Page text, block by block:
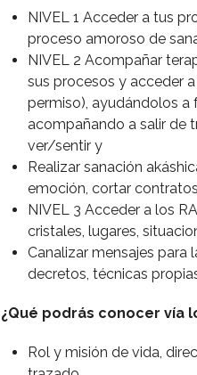
NIVEL 1 Acceder a tus
proceso amoroso de
NIVEL 2 Acompañar
sus procesos y acceder
permiso), ayudándolos a
acompañando a salir de
ver/sentir y
Realizar sanación
emoción, cortar
NIVEL 3 Acceder a los
cristales, lugares,
Canalizar mensajes para
decretos, técnicas
¿Qué podrás conocer vía
Rol y misión de vida,